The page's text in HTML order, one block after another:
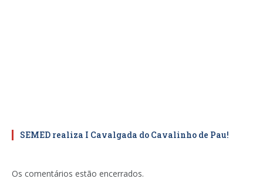
SEMED realiza I Cavalgada do Cavalinho de Pau!
Os comentários estão encerrados.